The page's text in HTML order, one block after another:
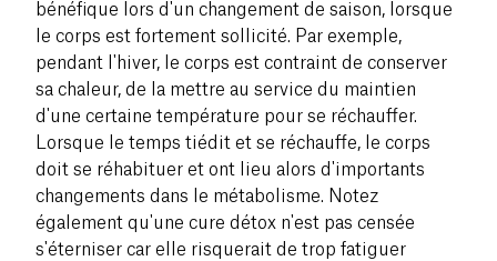
bénéfique lors d'un changement de saison, lorsque
le corps est fortement sollicité. Par exemple,
pendant l'hiver, le corps est contraint de conserver
sa chaleur, de la mettre au service du maintien
d'une certaine température pour se réchauffer.
Lorsque le temps tiédit et se réchauffe, le corps
doit se réhabituer et ont lieu alors d'importants
changements dans le métabolisme. Notez
également qu'une cure détox n'est pas censée
s'éterniser car elle risquerait de trop fatiguer